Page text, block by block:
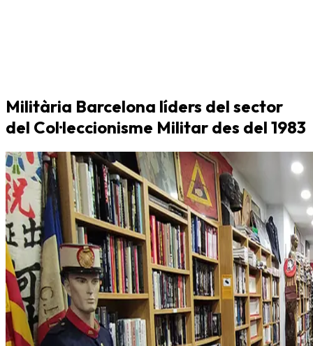
Militària Barcelona líders del sector
del Col·leccionisme Militar des del 1983